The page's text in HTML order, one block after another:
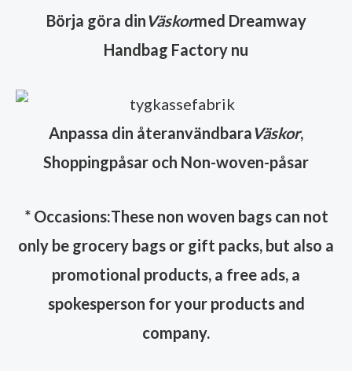
Börja göra dinVäskormed Dreamway
Handbag Factory nu
Anpassa din återanvändbaraVäskor,
Shoppingpåsar och Non-woven-påsar
* Occasions:These non woven bags can not
only be grocery bags or gift packs, but also a
promotional products, a free ads, a
spokesperson for your products and
company.